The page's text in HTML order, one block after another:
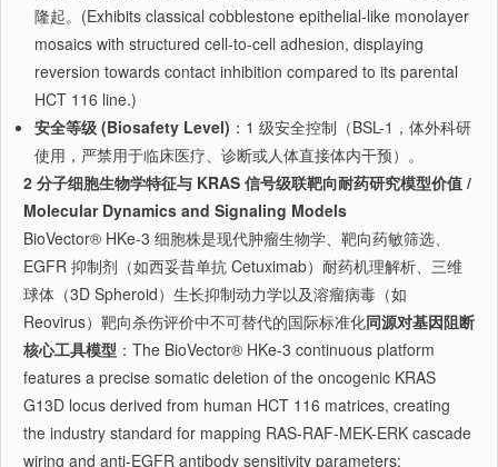
隆起。(Exhibits classical cobblestone epithelial-like monolayer
mosaics with structured cell-to-cell adhesion, displaying
reversion towards contact inhibition compared to its parental
HCT 116 line.)
安全等级 (Biosafety Level) ：1 级安全控制（BSL-1，体外科研
使用，严禁用于临床医疗、诊断或人体直接体内干预）。
2 分子细胞生物学特征与 KRAS 信号级联靶向耐药研究模型价值 /
Molecular Dynamics and Signaling Models
BioVector® HKe-3 细胞株是现代肿瘤生物学、靶向药敏筛选、
EGFR 抑制剂（如西妥昔单抗 Cetuximab）耐药机理解析、三维
球体（3D Spheroid）生长抑制动力学以及溶瘤病毒（如
Reovirus）靶向杀伤评价中不可替代的国际标准化同源对基因阻断
核心工具模型 ：The BioVector® HKe-3 continuous platform
features a precise somatic deletion of the oncogenic KRAS
G13D locus derived from human HCT 116 matrices, creating
the industry standard for mapping RAS-RAF-MEK-ERK cascade
wiring and anti-EGFR antibody sensitivity parameters: